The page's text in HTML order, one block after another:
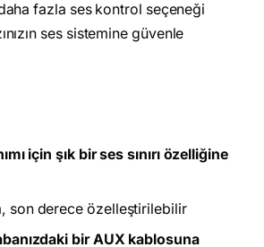
fazla ses kontrol seçeneği
ses sistemine güvenle
için şık bir ses sınırı özelliğine
son derece özelleştirilebilir
bir AUX kablosuna